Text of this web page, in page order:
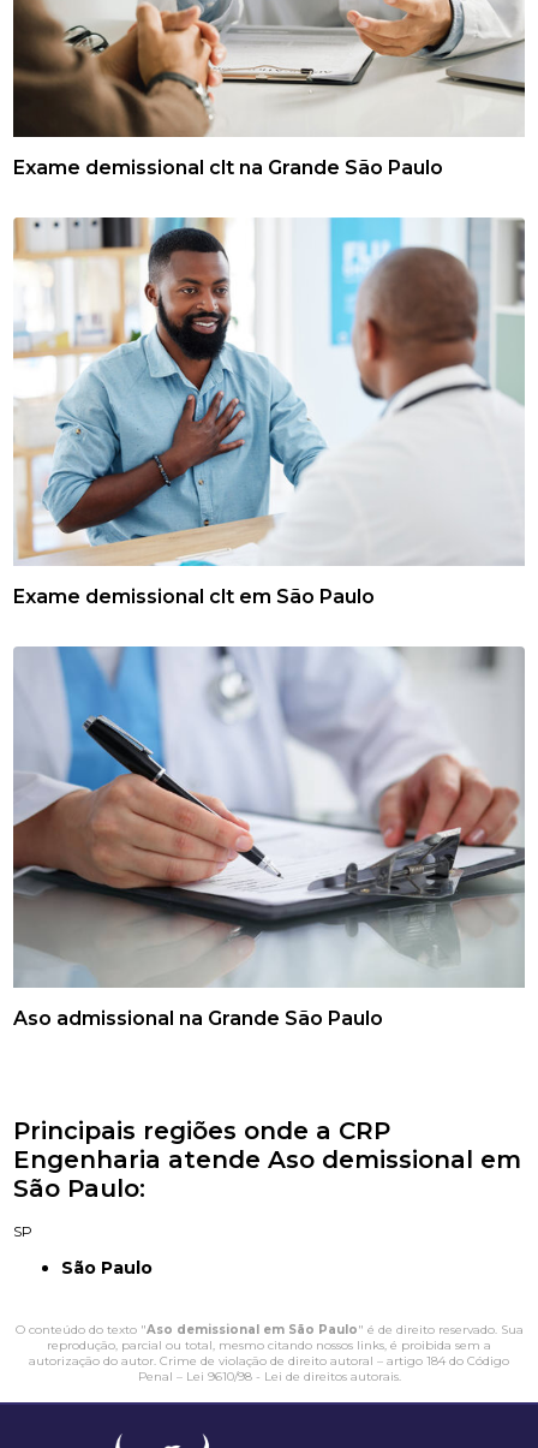
Exame demissional clt na Grande São Paulo
Exame demissional clt em São Paulo
Aso admissional na Grande São Paulo
Principais regiões onde a CRP
Engenharia atende Aso demissional em
São Paulo:
SP
São Paulo
O conteúdo do texto "Aso demissional em São Paulo" é de direito reservado. Sua
reprodução, parcial ou total, mesmo citando nossos links, é proibida sem a
autorização do autor. Crime de violação de direito autoral – artigo 184 do Código
Penal – Lei 9610/98 - Lei de direitos autorais.